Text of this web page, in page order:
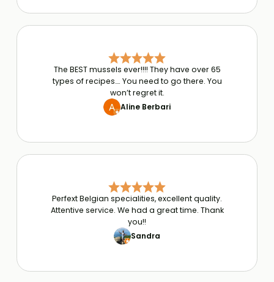
The BEST mussels ever!!!! They have over 65
types of recipes…. You need to go there. You
won’t regret it.
Aline Berbari
Perfext Belgian specialities, excellent quality.
Attentive service. We had a great time. Thank
you!!
Sandra